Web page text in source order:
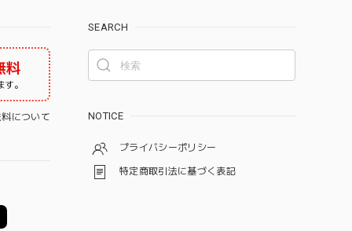
料
。
について
SEARCH
NOTICE
プライバシーポリシー
特定商取引法に基づく表記